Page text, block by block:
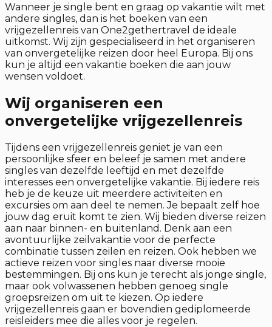
Wanneer je single bent en graag op vakantie wilt met
andere singles, dan is het boeken van een
vrijgezellenreis van One2gethertravel de ideale
uitkomst. Wij zijn gespecialiseerd in het organiseren
van onvergetelijke reizen door heel Europa. Bij ons
kun je altijd een vakantie boeken die aan jouw
wensen voldoet.
Wij organiseren een
onvergetelijke vrijgezellenreis
Tijdens een vrijgezellenreis geniet je van een
persoonlijke sfeer en beleef je samen met andere
singles van dezelfde leeftijd en met dezelfde
interesses een onvergetelijke vakantie. Bij iedere reis
heb je de keuze uit meerdere activiteiten en
excursies om aan deel te nemen. Je bepaalt zelf hoe
jouw dag eruit komt te zien. Wij bieden diverse reizen
aan naar binnen- en buitenland. Denk aan een
avontuurlijke zeilvakantie voor de perfecte
combinatie tussen zeilen en reizen. Ook hebben we
actieve reizen voor singles naar diverse mooie
bestemmingen. Bij ons kun je terecht als jonge single,
maar ook volwassenen hebben genoeg single
groepsreizen om uit te kiezen. Op iedere
vrijgezellenreis gaan er bovendien gediplomeerde
reisleiders mee die alles voor je regelen.